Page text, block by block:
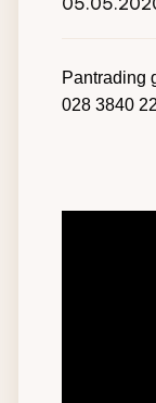
Pantrading
028 3840